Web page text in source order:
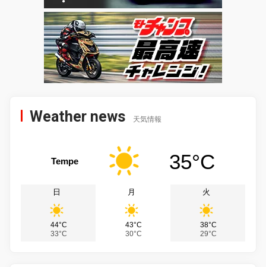
Weather news 天気情報
Tempe 35°C
日
44°C
33°C
月
43°C
30°C
火
38°C
29°C